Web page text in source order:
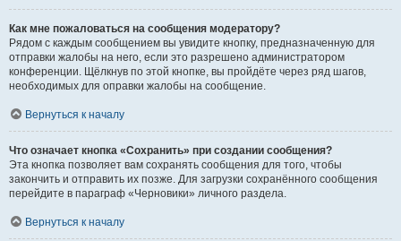
Как мне пожаловаться на сообщения модератору?
Рядом с каждым сообщением вы увидите кнопку, предназначенную для
отправки жалобы на него, если это разрешено администратором
конференции. Щёлкнув по этой кнопке, вы пройдёте через ряд шагов,
необходимых для оправки жалобы на сообщение.
Вернуться к началу
Что означает кнопка «Сохранить» при создании сообщения?
Эта кнопка позволяет вам сохранять сообщения для того, чтобы
закончить и отправить их позже. Для загрузки сохранённого сообщения
перейдите в параграф «Черновики» личного раздела.
Вернуться к началу